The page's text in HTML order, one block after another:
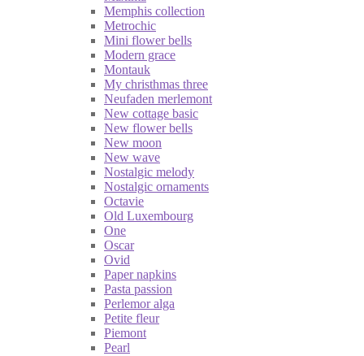
Memphis collection
Metrochic
Mini flower bells
Modern grace
Montauk
My christhmas three
Neufaden merlemont
New cottage basic
New flower bells
New moon
New wave
Nostalgic melody
Nostalgic ornaments
Octavie
Old Luxembourg
One
Oscar
Ovid
Paper napkins
Pasta passion
Perlemor alga
Petite fleur
Piemont
Pearl